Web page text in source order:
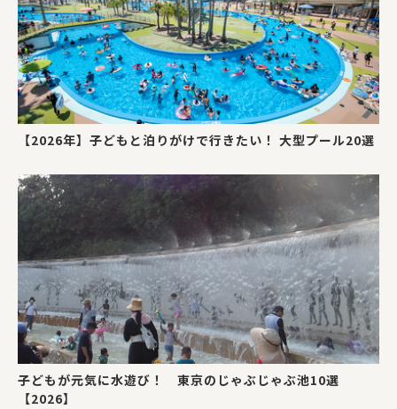
【2026年】子どもと泊りがけで行きたい！ 大型プール20選
子どもが元気に水遊び！ 東京のじゃぶじゃぶ池10選
【2026】